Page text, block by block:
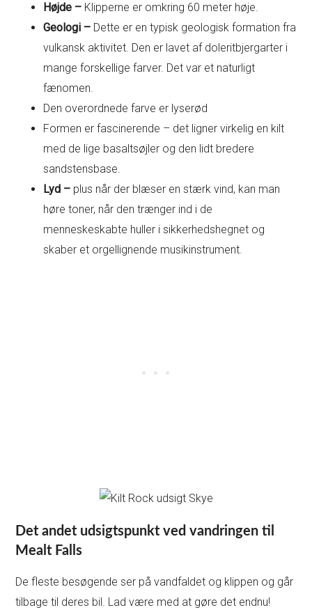
Højde – Klipperne er omkring 60 meter høje.
Geologi – Dette er en typisk geologisk formation fra
vulkansk aktivitet. Den er lavet af doleritbjergarter i
mange forskellige farver. Det var et naturligt
fænomen.
Den overordnede farve er lyserød
Formen er fascinerende – det ligner virkelig en kilt
med de lige basaltsøjler og den lidt bredere
sandstensbase.
Lyd – plus når der blæser en stærk vind, kan man
høre toner, når den trænger ind i de
menneskeskabte huller i sikkerhedshegnet og
skaber et orgellignende musikinstrument.
Det andet udsigtspunkt ved vandringen til
Mealt Falls
De fleste besøgende ser på vandfaldet og klippen og går
tilbage til deres bil. Lad være med at gøre det endnu!